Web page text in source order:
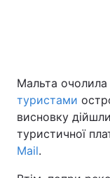
Україна
Спорт
Мальта очолила
туристами
висновку
туристичної
Mail.